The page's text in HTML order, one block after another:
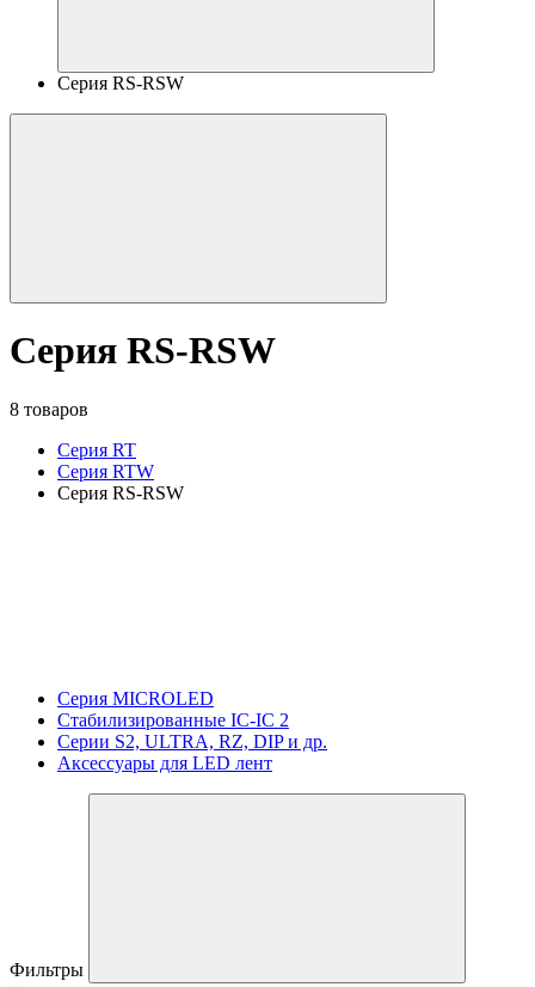
Серия RS-RSW
Серия RS-RSW
8 товаров
Серия RT
Серия RTW
Серия RS-RSW
Серия MICROLED
Стабилизированные IC-IC 2
Серии S2, ULTRA, RZ, DIP и др.
Аксессуары для LED лент
Фильтры